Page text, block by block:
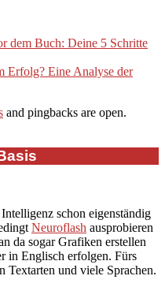
dem Buch: Deine 5 Schritte
Erfolg? Eine Analyse der
and pingbacks are open.
schon eigenständig
Neuroflash ausprobieren
da sogar Grafiken erstellen
in Englisch erfolgen. Fürs
Textarten und viele Sprachen.